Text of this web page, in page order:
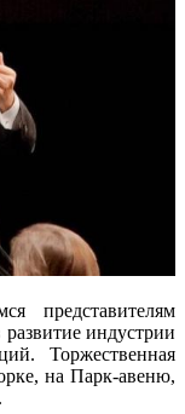
представителям
индустрии
Торжественная
на Парк-авеню,